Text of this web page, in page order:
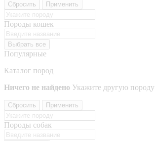
Сбросить Применить
Породы кошек
Выбрать все
Популярные
Каталог пород
Ничего не найдено Укажите другую породу
Сбросить Применить
Породы собак